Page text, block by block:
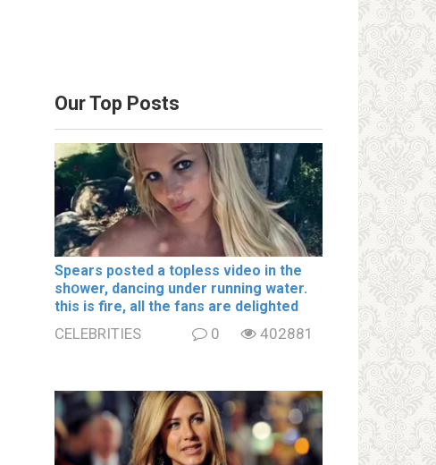
Our Top Posts
Spears posted a tօpless video in the
shօwer, dancing under running water.
this is fire, all the fans are delighted
CELEBRITIES 0 402881